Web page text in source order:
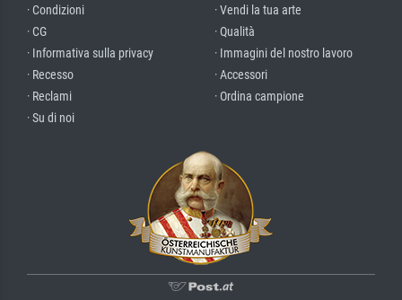
· Condizioni
· CG
· Informativa sulla privacy
· Recesso
· Reclami
· Su di noi
· Vendi la tua arte
· Qualità
· Immagini del nostro lavoro
· Accessori
· Ordina campione